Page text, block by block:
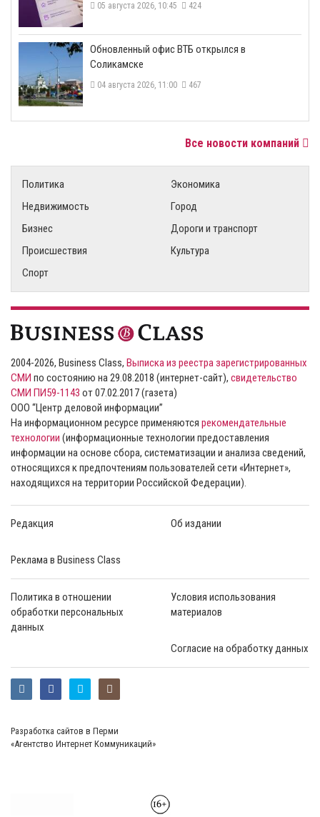
05 августа 2026, 10:45 424
​Обновленный офис ВТБ открылся в
Соликамске
04 августа 2026, 11:00 467
Все новости компаний
Политика
Экономика
Недвижимость
Город
Бизнес
Дороги и транспорт
Происшествия
Культура
Спорт
2004-2026, Business Class, Выписка из реестра зарегистрированных
СМИ по состоянию на 29.08.2018 (интернет-сайт), свидетельство
СМИ ПИ59-1143 от 07.02.2017 (газета)
ООО “Центр деловой информации”
На информационном ресурсе применяются рекомендательные
технологии (информационные технологии предоставления
информации на основе сбора, систематизации и анализа сведений,
относящихся к предпочтениям пользователей сети «Интернет»,
находящихся на территории Российской Федерации).
Редакция Об издании
Реклама в Business Class
Политика в отношении
обработки персональных
данных
Условия использования
материалов
Согласие на обработку данных
Разработка сайтов в Перми
«Агентство Интернет Коммуникаций»